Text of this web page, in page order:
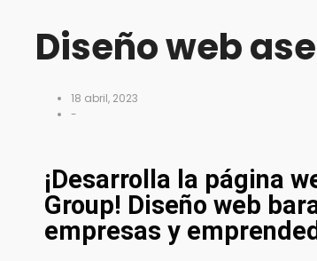
Diseño web
18 abril, 2023
-
¡Desarrolla la página
Group! Diseño web
empresas y